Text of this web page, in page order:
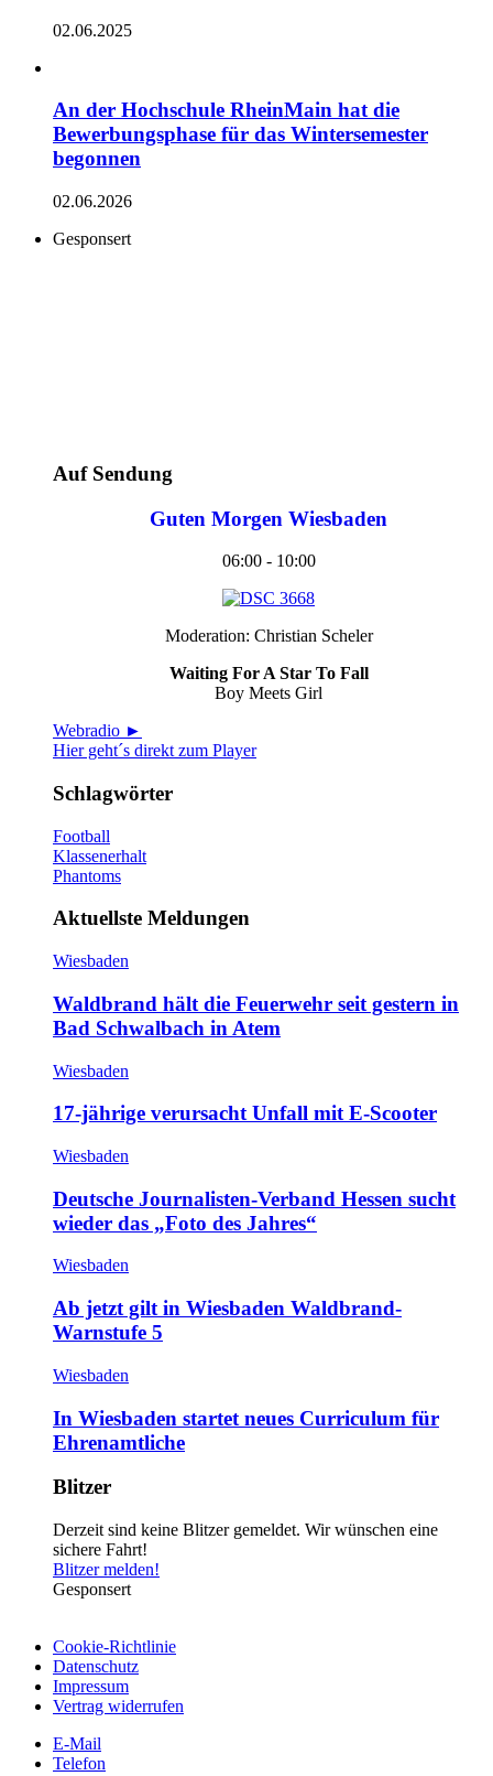
02.06.2025
An der Hochschule RheinMain hat die
Bewerbungsphase für das Wintersemester
begonnen
02.06.2026
Gesponsert
Auf Sendung
Guten Morgen Wiesbaden
06:00 - 10:00
Moderation: Christian Scheler
Waiting For A Star To Fall
Boy Meets Girl
Webradio ►
Hier geht´s direkt zum Player
Schlagwörter
Football
Klassenerhalt
Phantoms
Aktuellste Meldungen
Wiesbaden
Waldbrand hält die Feuerwehr seit gestern in
Bad Schwalbach in Atem
Wiesbaden
17-jährige verursacht Unfall mit E-Scooter
Wiesbaden
Deutsche Journalisten-Verband Hessen sucht
wieder das „Foto des Jahres“
Wiesbaden
Ab jetzt gilt in Wiesbaden Waldbrand-
Warnstufe 5
Wiesbaden
In Wiesbaden startet neues Curriculum für
Ehrenamtliche
Blitzer
Derzeit sind keine Blitzer gemeldet. Wir wünschen eine
sichere Fahrt!
Blitzer melden!
Gesponsert
Cookie-Richtlinie
Datenschutz
Impressum
Vertrag widerrufen
E-Mail
Telefon